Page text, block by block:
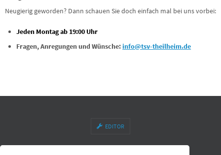
Neugierig geworden? Dann schauen Sie doch einfach mal bei uns vorbei:
Jeden Montag ab 19:00 Uhr
Fragen, Anregungen und Wünsche:info@tsv-theilheim.de
EDITOR